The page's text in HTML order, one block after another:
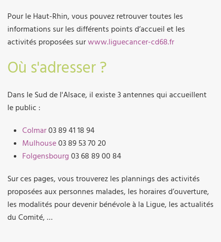
Pour le Haut-Rhin, vous pouvez retrouver toutes les
informations sur les différents points d’accueil et les
activités proposées surwww.liguecancer-cd68.fr
Où s'adresser ?
Dans le Sud de l'Alsace, il existe 3 antennes qui accueillent
le public :
Colmar03 89 41 18 94
Mulhouse03 89 53 70 20
Folgensbourg 03 68 89 00 84
Sur ces pages, vous trouverez les plannings des activités
proposées aux personnes malades, les horaires d’ouverture,
les modalités pour devenir bénévole à la Ligue, les actualités
du Comité, …